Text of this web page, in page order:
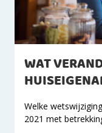
WAT
Welke
2021 met